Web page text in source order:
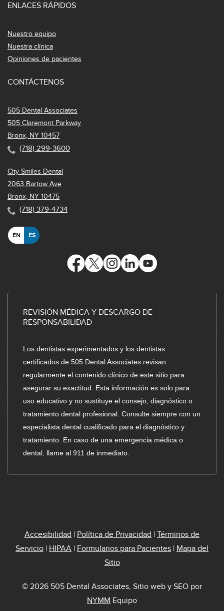
ENLACES RÁPIDOS
Nuestro equipo
Nuestra clínica
Opiniones de pacientes
CONTÁCTENOS
505 Dental Associates
505 Claremont Parkway
Bronx, NY 10457
(718) 299-3600
City Smiles Dental
2063 Bartow Ave
Bronx, NY 10475
(718) 379-4734
EN ES
REVISIÓN MÉDICA Y DESCARGO DE
RESPONSABILIDAD
Los dentistas experimentados y los dentistas
certificados de 505 Dental Associates revisan
regularmente el contenido clínico de este sitio para
asegurar su exactitud. Esta información es solo para
uso educativo y no sustituye el consejo, diagnóstico o
tratamiento dental profesional. Consulte siempre con un
especialista dental cualificado para el diagnóstico y
tratamiento. En caso de una emergencia médica o
dental, llame al 911 de inmediato.
Accesibilidad | Política de Privacidad | Términos de
Servicio | HIPAA | Formularios para Pacientes | Mapa del
Sitio
© 2026 505 Dental Associates, Sitio web y SEO por
NYMM Equipo